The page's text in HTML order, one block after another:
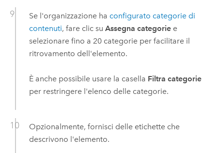
Se l'organizzazione ha configurato categorie di
contenuti, fare clic su Assegna categoriee
selezionare fino a 20 categorie per facilitare il
ritrovamento dell'elemento.
È anche possibile usare la casella Filtra categorie
per restringere l'elenco delle categorie.
Opzionalmente, fornisci delle etichette che
descrivono l'elemento.